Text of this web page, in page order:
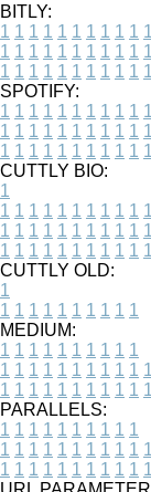
BITLY:
1 1 1 1 1 1 1 1 1 1 1
1 1 1 1 1 1 1 1 1 1 1
1 1 1 1 1 1 1 1 1 1 1
SPOTIFY:
1 1 1 1 1 1 1 1 1 1 1
1 1 1 1 1 1 1 1 1 1 1
1 1 1 1 1 1 1 1 1 1 1
CUTTLY BIO:
1
1 1 1 1 1 1 1 1 1 1 1
1 1 1 1 1 1 1 1 1 1 1
1 1 1 1 1 1 1 1 1 1 1
CUTTLY OLD:
1
1 1 1 1 1 1 1 1 1 1
MEDIUM:
1 1 1 1 1 1 1 1 1 1
1 1 1 1 1 1 1 1 1 1 1
1 1 1 1 1 1 1 1 1 1 1
PARALLELS:
1 1 1 1 1 1 1 1 1 1
1 1 1 1 1 1 1 1 1 1 1
1 1 1 1 1 1 1 1 1 1 1